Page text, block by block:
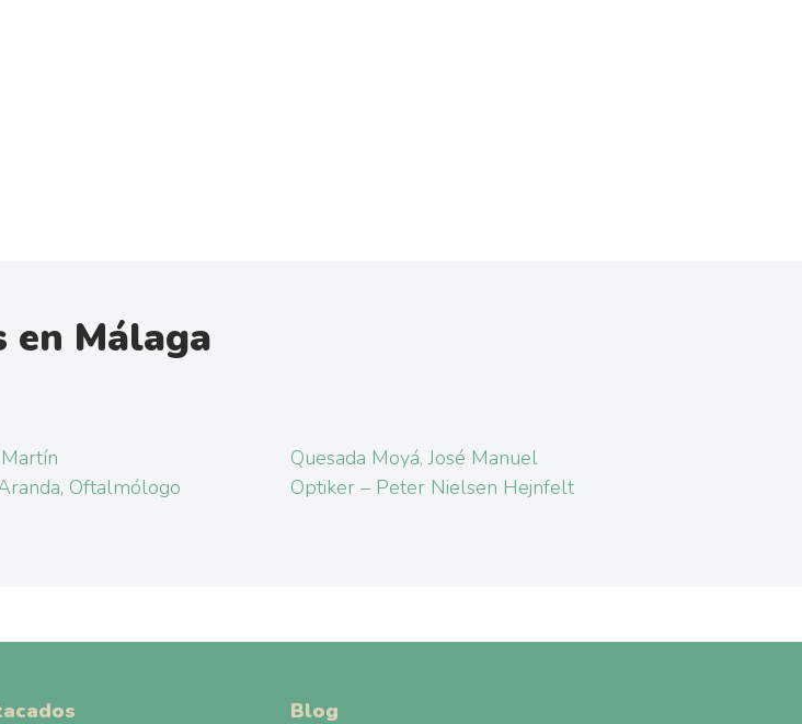
Málaga
Quesada Moyá, José Manuel
Oftalmólogo
Optiker – Peter Nielsen Hejnfelt
Blog